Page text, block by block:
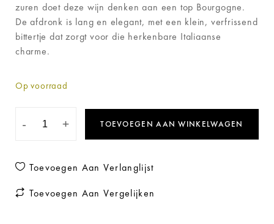
zuren doet deze wijn denken aan een top Bourgogne.
De afdronk is lang en elegant, met een klein, verfrissend
bittertje dat zorgt voor die herkenbare Italiaanse
charme.
Op voorraad
- + TOEVOEGEN AAN WINKELWAGEN
Toevoegen Aan Verlanglijst
Toevoegen Aan Vergelijken